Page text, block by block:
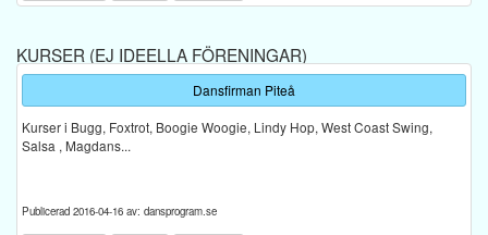
KURSER (EJ IDEELLA FÖRENINGAR)
Dansfirman Piteå
Kurser i Bugg, Foxtrot, Boogie Woogie, Lindy Hop, West Coast Swing,
Salsa , Magdans...
Publicerad 2016-04-16 av: dansprogram.se